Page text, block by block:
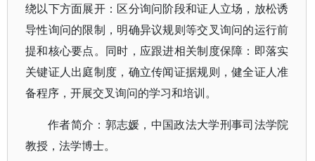
绕以下方面展开：区分询问阶段和证人立场，放松诱
导性询问的限制，明确异议规则等交叉询问的运行前
提和核心要点。同时，应跟进相关制度保障：即落实
关键证人出庭制度，确立传闻证据规则，健全证人准
备程序，开展交叉询问的学习和培训。
作者简介：郭志媛，中国政法大学刑事司法学院
教授，法学博士。